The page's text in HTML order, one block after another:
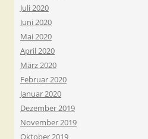
Juli 2020
Juni 2020
Mai 2020
April 2020
März 2020
Februar 2020
Januar 2020
Dezember 2019
November 2019
Oktober 2019